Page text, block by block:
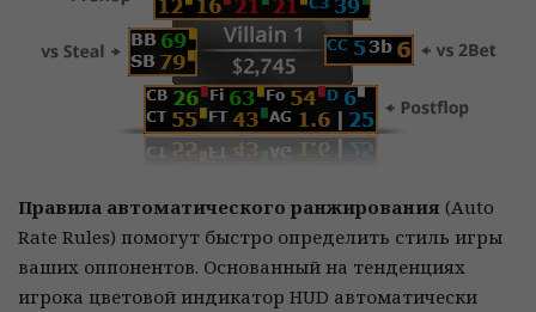
Правила автоматического ранжирования (Auto
Rate Rules) помогут быстро определить стиль игры
ваших оппонентов. Основанный на тенденциях
игрока цветовой индикатор HUD автоматически